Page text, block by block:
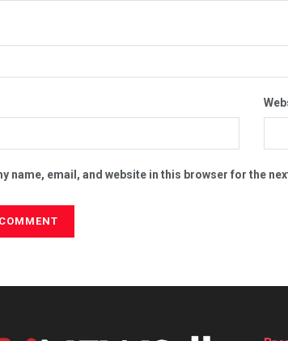
name, email, and website in this browser for the